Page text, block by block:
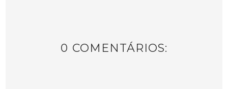
0 COMENTÁRIOS: